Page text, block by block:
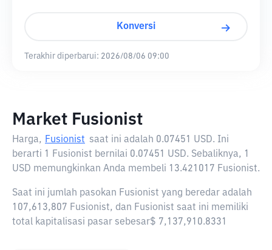
Konversi
Terakhir diperbarui: 2026/08/06 09:00
Market Fusionist
Harga, Fusionist saat ini adalah 0.07451 USD. Ini
berarti 1 Fusionist bernilai 0.07451 USD. Sebaliknya, 1
USD memungkinkan Anda membeli 13.421017 Fusionist.
Saat ini jumlah pasokan Fusionist yang beredar adalah
107,613,807 Fusionist, dan Fusionist saat ini memiliki
total kapitalisasi pasar sebesar$ 7,137,910.8331